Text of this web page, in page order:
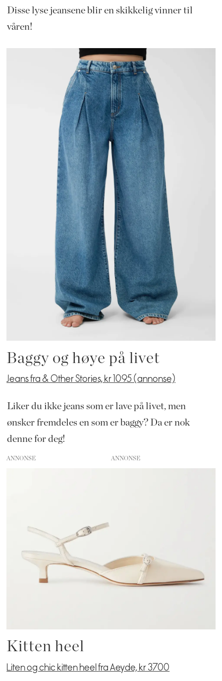
Disse lyse jeansene blir en skikkelig vinner til
våren!
Baggy og høye på livet
Jeans fra & Other Stories, kr 1095 (annonse)
Liker du ikke jeans som er lave på livet, men
ønsker fremdeles en som er baggy? Da er nok
denne for deg!
ANNONSE
Kitten heel
Liten og chic kitten heel fra Aeyde, kr 3700